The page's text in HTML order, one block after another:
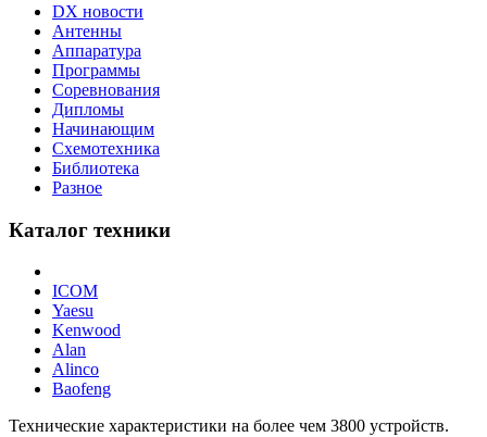
DX новости
Антенны
Аппаратура
Программы
Соревнования
Дипломы
Начинающим
Схемотехника
Библиотека
Разное
Каталог техники
ICOM
Yaesu
Kenwood
Alan
Alinco
Baofeng
Технические характеристики на более чем 3800 устройств.